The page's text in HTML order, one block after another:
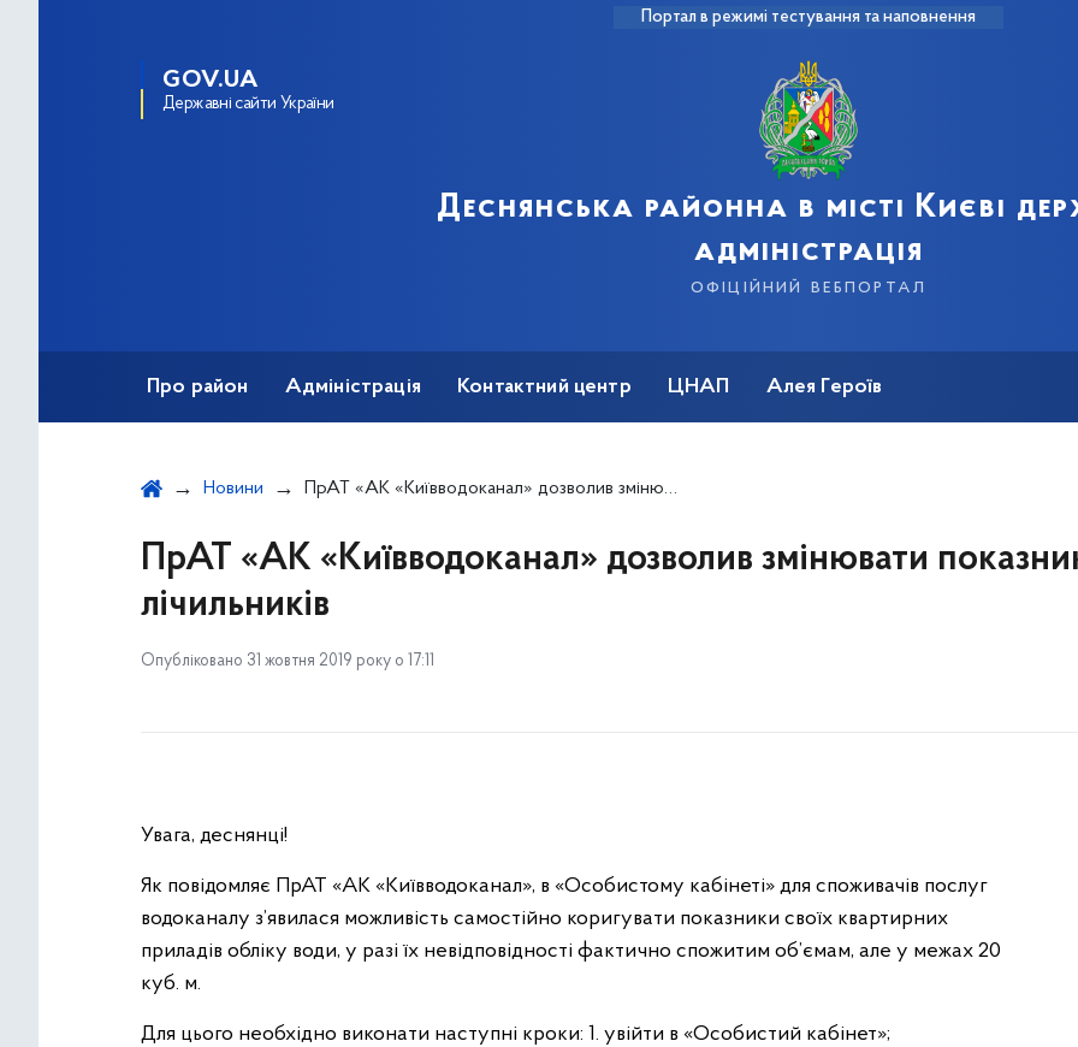
Портал в режимі тестування та наповнення
GOV.UA
Державні сайти України
Деснянська районна в місті Києві
адміністрація
офіційний вебпортал
Про район Адміністрація Контактний центр ЦНАП Алея Героїв
Новини ПрАТ «АК «Київводоканал» дозволив змінювати показники лічильників
ПрАТ «АК «Київводоканал» дозволив змінювати
лічильників
Опубліковано 31 жовтня 2019 року о 17:11
Увага, деснянці!
Як повідомляє ПрАТ «АК «Київводоканал», в «Особистому кабінеті» для споживачів послуг
водоканалу з’явилася можливість самостійно коригувати показники своїх квартирних
приладів обліку води, у разі їх невідповідності фактично спожитим об’ємам, але у межах 20
куб. м.
Для цього необхідно виконати наступні кроки: 1. увійти в «Особистий кабінет»;